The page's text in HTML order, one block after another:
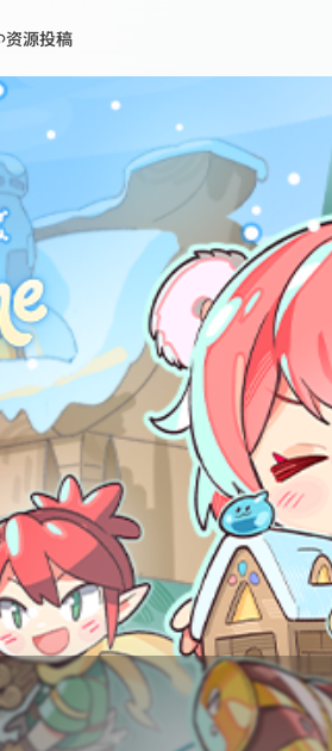
资源投稿